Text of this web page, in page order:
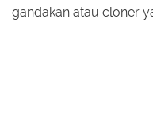
gandakan atau cloner